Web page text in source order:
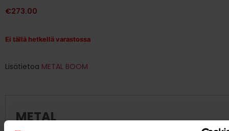
€273.00
Ei tällä hetkellä varastossa
Lisätietoa METAL BOOM
METAL